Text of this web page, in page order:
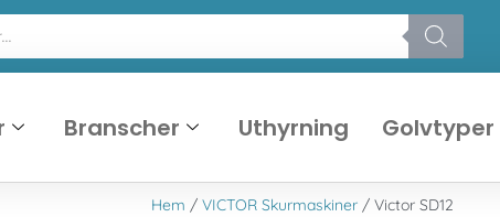
Branscher Uthyrning Golvtyper
Hem / VICTOR Skurmaskiner / Victor SD12